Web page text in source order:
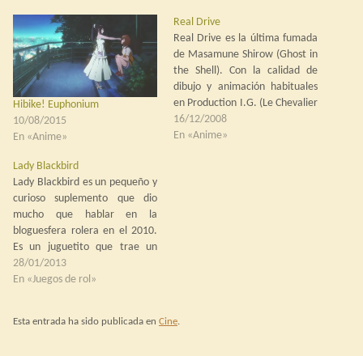
Hibike! Euphonium
10/08/2015
En «Anime»
Real Drive
Real Drive es la última fumada
de Masamune Shirow (Ghost in
the Shell). Con la calidad de
dibujo y animación habituales
en Production I.G. (Le Chevalier
D'Eon, Toshokan Sensou) se nos
presenta una serie cyberpunk
16/12/2008
En «Anime»
Lady Blackbird
Lady Blackbird es un pequeño y
curioso suplemento que dio
mucho que hablar en la
bloguesfera rolera en el 2010.
Es un juguetito que trae un
sistema de juego sencillo, una
ambientación apenas
base de bocetos de escenas
28/01/2013
En «Juegos de rol»
Esta entrada ha sido publicada en Cine